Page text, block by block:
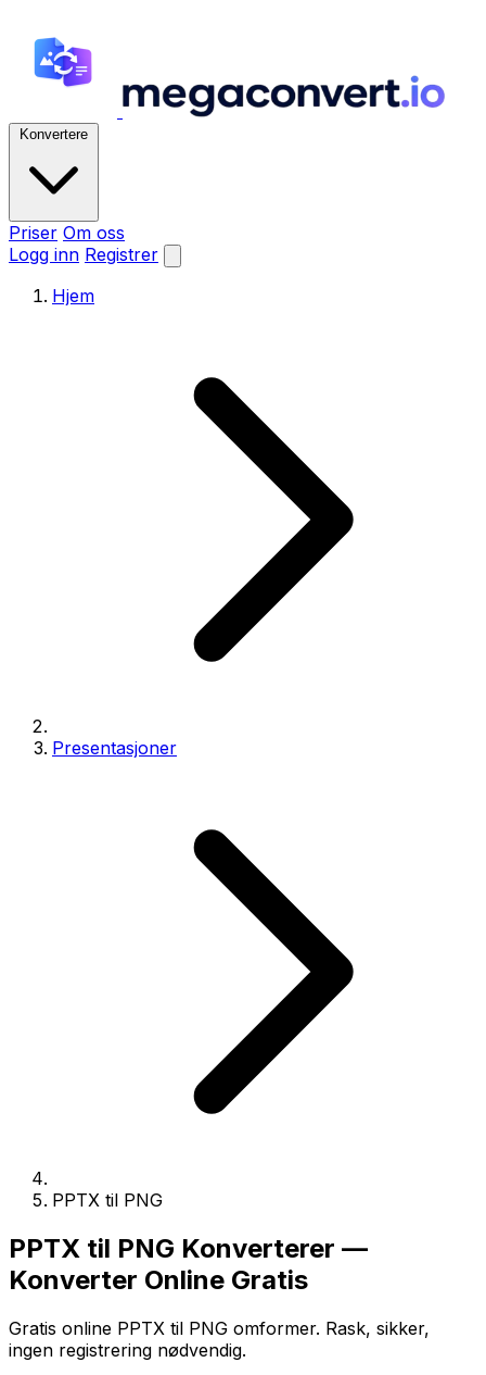
Konvertere
Priser Om oss
Logg inn Registrer
Hjem
Presentasjoner
PPTX til PNG
PPTX til PNG Konverterer —
Konverter Online Gratis
Gratis online PPTX til PNG omformer. Rask, sikker,
ingen registrering nødvendig.